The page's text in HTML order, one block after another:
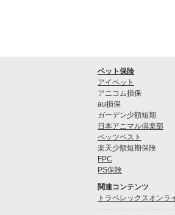
ペット保険
アイペット
アニコム損保
au損保
ガーデン少額短期
日本アニマル倶楽部
ペッツベスト
楽天少額短期保険
FPC
PS保険
関連コンテンツ
トラベレックスオンラ